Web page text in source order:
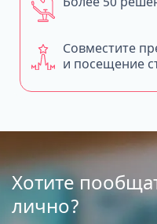
Совместите
и посещение
Хотите
лично?